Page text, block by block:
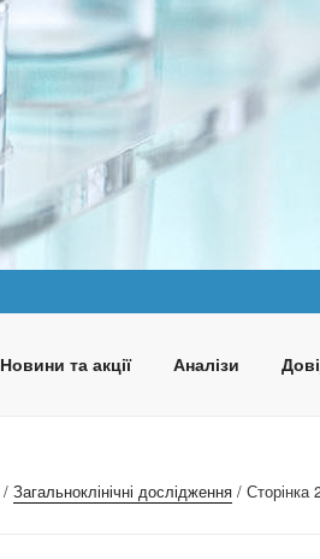
лабораторія
Новини та акції Аналізи
Загальноклінічні дослідження/ Сторінка